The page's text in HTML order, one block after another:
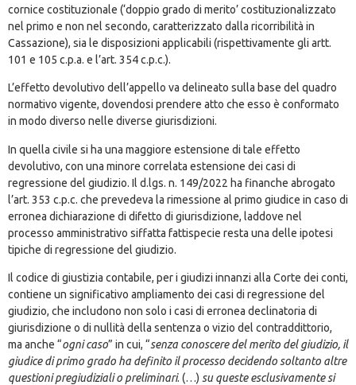
cornice costituzionale (‘doppio grado di merito’ costituzionalizzato
nel primo e non nel secondo, caratterizzato dalla ricorribilità in
Cassazione), sia le disposizioni applicabili (rispettivamente gli artt.
101 e 105 c.p.a. e l’art. 354 c.p.c.).
L’effetto devolutivo dell’appello va delineato sulla base del quadro
normativo vigente, dovendosi prendere atto che esso è conformato
in modo diverso nelle diverse giurisdizioni.
In quella civile si ha una maggiore estensione di tale effetto
devolutivo, con una minore correlata estensione dei casi di
regressione del giudizio. Il d.lgs. n. 149/2022 ha finanche abrogato
l’art. 353 c.p.c. che prevedeva la rimessione al primo giudice in caso di
erronea dichiarazione di difetto di giurisdizione, laddove nel
processo amministrativo siffatta fattispecie resta una delle ipotesi
tipiche di regressione del giudizio.
Il codice di giustizia contabile, per i giudizi innanzi alla Corte dei conti,
contiene un significativo ampliamento dei casi di regressione del
giudizio, che includono non solo i casi di erronea declinatoria di
giurisdizione o di nullità della sentenza o vizio del contraddittorio,
ma anche “ogni caso” in cui, “senza conoscere del merito del giudizio, il
giudice di primo grado ha definito il processo decidendo soltanto altre
questioni pregiudiziali o preliminari. (…) su queste esclusivamente si